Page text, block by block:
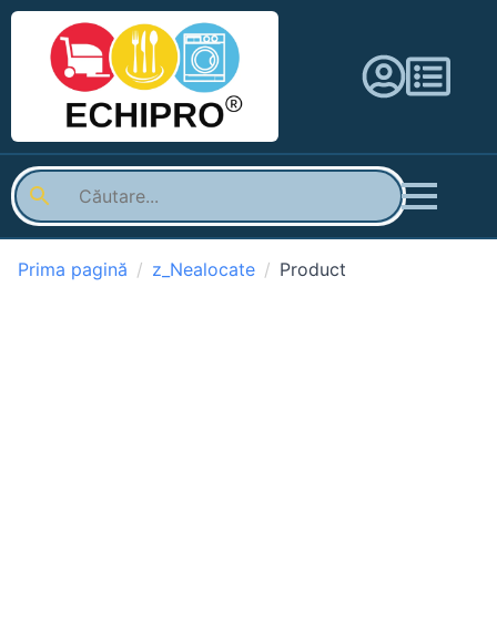
Prima pagină z_Nealocate Product